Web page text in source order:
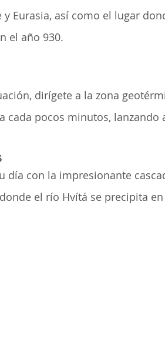
y Eurasia, así como el lugar
el año 930.
dirígete a la zona
cada pocos minutos,
día con la impresionante
el río Hvítá se precipita